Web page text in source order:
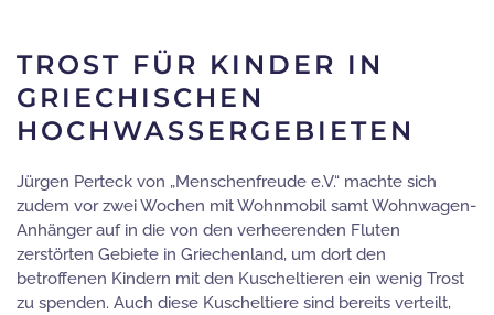
TROST FÜR KINDER IN
GRIECHISCHEN
HOCHWASSERGEBIETEN
Jürgen Perteck von „Menschenfreude e.V.“ machte sich
zudem vor zwei Wochen mit Wohnmobil samt Wohnwagen-
Anhänger auf in die von den verheerenden Fluten
zerstörten Gebiete in Griechenland, um dort den
betroffenen Kindern mit den Kuscheltieren ein wenig Trost
zu spenden. Auch diese Kuscheltiere sind bereits verteilt,